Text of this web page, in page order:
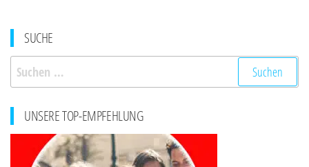
SUCHE
Suchen
nach:
UNSERE TOP-EMPFEHLUNG